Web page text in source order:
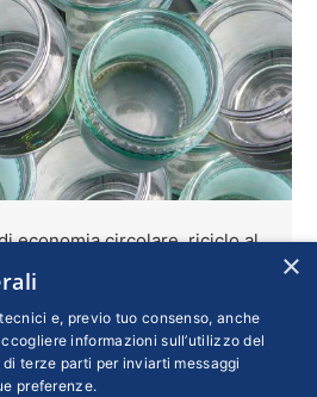
economia circolare, riciclo al
DiMORENA PIVETTI
aderente a
×
e, previo tuo consenso, anche
informazioni sull’utilizzo del
terze parti per inviarti messaggi
preferenze.